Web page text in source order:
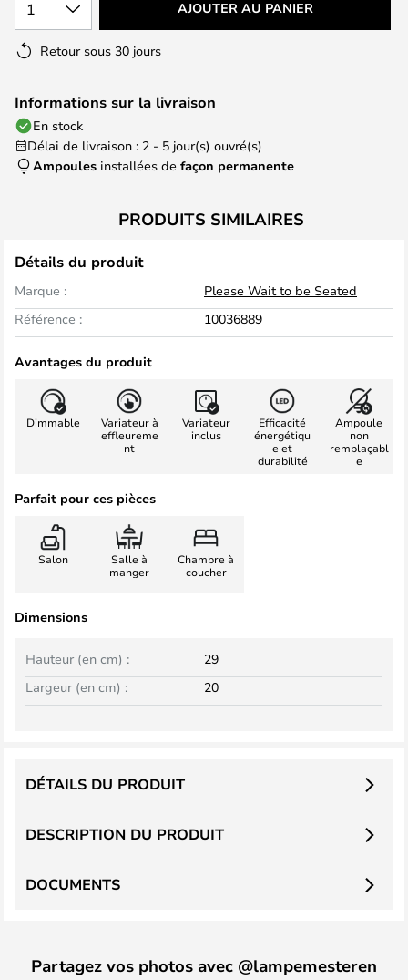
1 AJOUTER AU PANIER
Retour sous 30 jours
Informations sur la livraison
En stock
Délai de livraison : 2 - 5 jour(s) ouvré(s)
Ampoules installées de façon permanente
PRODUITS SIMILAIRES
Détails du produit
Marque :
Please Wait to be Seated
Référence :
10036889
Avantages du produit
Dimmable
Variateur à
effleureme
nt
Variateur
inclus
Efficacité
énergétiqu
e et
durabilité
Ampoule
non
remplaçabl
e
Parfait pour ces pièces
Salon
Salle à
manger
Chambre à
coucher
Dimensions
Largeur (en cm) : 20
Hauteur (en cm) : 29
DESCRIPTION DU PRODUIT
DÉTAILS DU PRODUIT
DOCUMENTS
Partagez vos photos avec @lampemesteren